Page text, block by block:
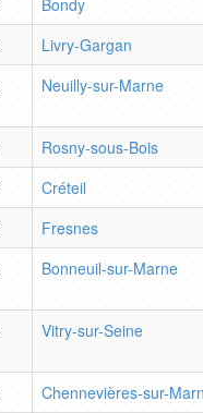
Livry-Gargan
Neuilly-sur-Marne
Rosny-sous-Bois
Créteil
Fresnes
Bonneuil-sur-Marne
Vitry-sur-Seine
Chennevières-sur-